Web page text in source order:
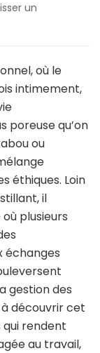
un
où le
intimement,
poreuse qu’on
ou
éthiques. Loin
il
plusieurs
échanges
gestion des
à découvrir cet
qui rendent
au travail,